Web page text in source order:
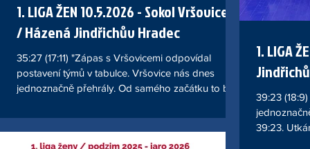
1. LIGA ŽEN 10.5.2026 - Sokol Vršovice A
/ Házená Jindřichův Hradec
35:27 (17:11) "Zápas s Vršovicemi odpovídal
postavení týmů v tabulce. Vršovice nás dnes
jednoznačně přehrály. Od samého začátku to byl
Vršovické hráčky nás dnes přehrály nejen
rychlostí, silou, lepší střelbou, ale hlavně
1. LIGA
39:23
39:23.